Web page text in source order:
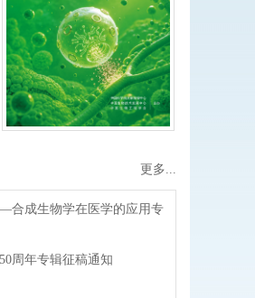
更多...
合成生物学在医学的应用专
周年专辑征稿通知